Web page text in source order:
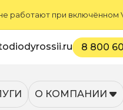
работают при включённом
8 800
О КОМПАНИИ